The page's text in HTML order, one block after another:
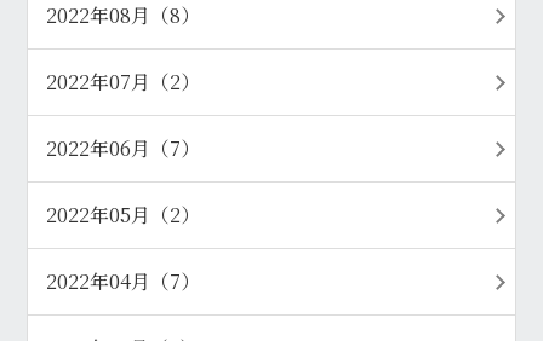
2022年08月（8）
2022年07月（2）
2022年06月（7）
2022年05月（2）
2022年04月（7）